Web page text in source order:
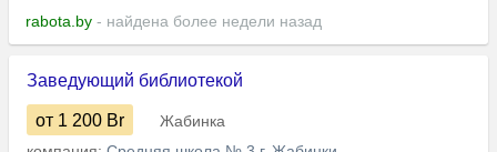
rabota.by - найдена более недели назад
Заведующий библиотекой
от 1 200 Br
Жабинка